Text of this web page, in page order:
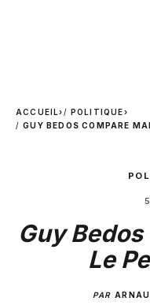
ACCUEIL› POLITIQUE›
GUY BEDOS COMPARE
Guy
Le
PAR